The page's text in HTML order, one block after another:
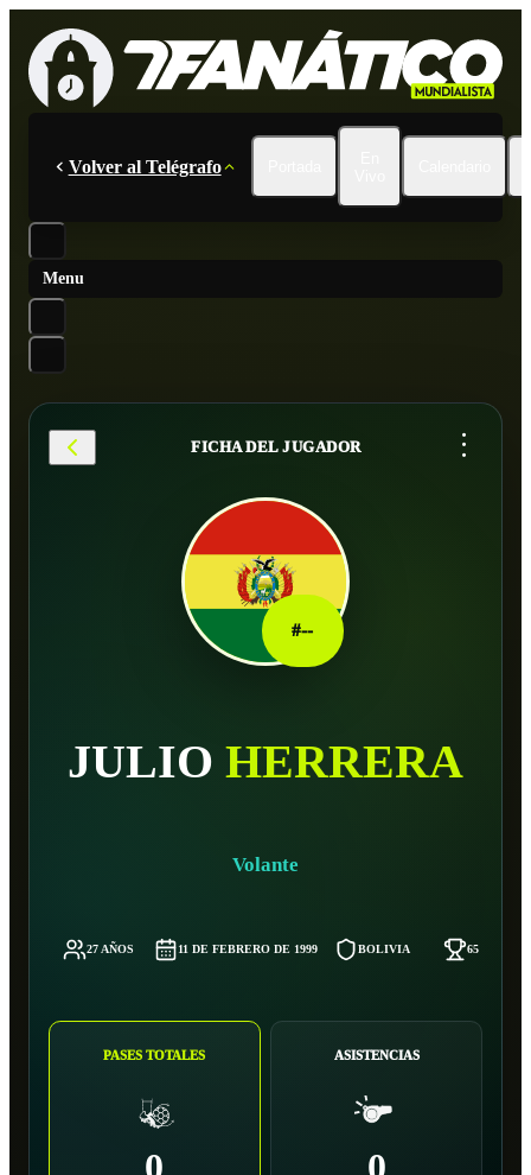
Volver al Telégrafo
Menu
FICHA DEL JUGADOR ...
#--
JULIO HERRERA
Volante
27 AÑOS 11 DE FEBRERO DE 1999 BOLIVIA 65 KG
PASES TOTALES ASISTENCIAS